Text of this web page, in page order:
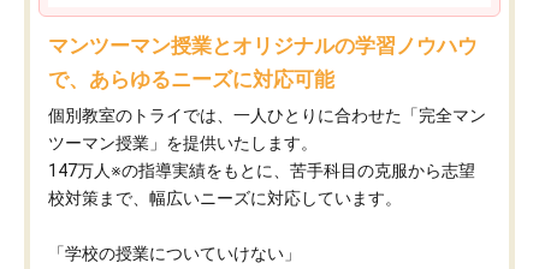
マンツーマン授業とオリジナルの学習ノウハウ
で、あらゆるニーズに対応可能
個別教室のトライでは、一人ひとりに合わせた「完全マン
ツーマン授業」を提供いたします。​
147万人※の指導実績をもとに、苦手科目の克服から志望
校対策まで、幅広いニーズに対応しています。​
「学校の授業についていけない」​